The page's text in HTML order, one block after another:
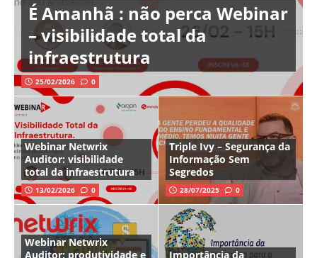
É Amanhã : não perca Webinar
– visibilidade total da
infraestrutura
25/02/2026 0
Webinar Netwrix
Auditor: visibilidade
total da infraestrutura
13/02/2026 0
Triple Ivy – Segurança da
Informação Sem
Segredos
28/07/2025 0
Webinar Netwrix
Auditor: produtividade e
Importância da